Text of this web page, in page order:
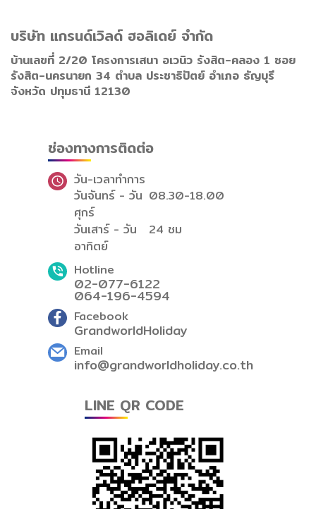
บริษัท แกรนด์เวิลด์ ฮอลิเดย์ จำกัด
บ้านเลขที่ 2/20 โครงการเสนา อเวนิว รังสิต-คลอง 1 ซอย
รังสิต-นครนายก 34 ตำบล ประชาธิปัตย์ อำเภอ ธัญบุรี
จังหวัด ปทุมธานี 12130
ช่องทางการติดต่อ
วัน-เวลาทำการ
วันจันทร์ - วัน
ศุกร์
08.30-18.00
วันเสาร์ - วัน
อาทิตย์
24 ชม
Hotline
02-077-6122
064-196-4594
Facebook
GrandworldHoliday
Email
info@grandworldholiday.co.th
LINE QR CODE